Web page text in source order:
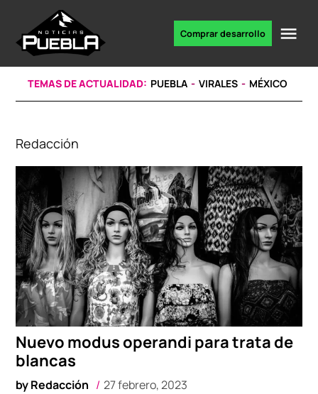
content
noticias
Comprar desarrollo
TEMAS DE ACTUALIDAD: PUEBLA VIRALES MÉXICO
Redacción
Nuevo modus operandi para trata de
blancas
byRedacción 27 febrero, 2023